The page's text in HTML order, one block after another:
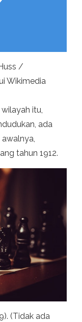
/
Wikimedia
itu,
ada
tahun 1912.
(Tidak ada